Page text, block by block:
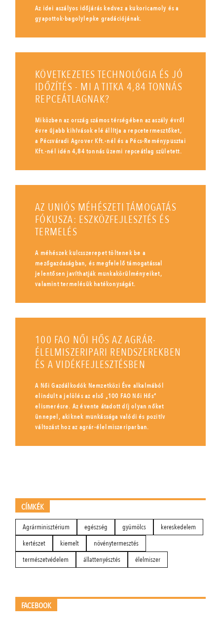
Az idei aszályos időjárás kedvez a kukoricamoly és a
gyapottok-bagolylepke gradációjának.
KÖVETKEZETES TECHNOLÓGIA ÉS JÓ
IDŐZÍTÉS - MI A TITKA 4,84 TONNÁS
REPCEÁTLAGNAK?
Miközben az ország számos térségében az aszály évről
évre újabb kihívások elé állítja a repcetermesztőket,
a Pécsváradi Agrover Kft.-nél és a Pécs-Reménypusztai
Kft.-nél idén 4,84 tonnás üzemi repceátlag született.
AZ UNIÓS MÉHÉSZETI TÁMOGATÁS
FÓKUSZA: ESZKÖZFEJLESZTÉS ÉS
TERMELÉS
A méhészek kulcsszerepet töltenek be a
mezőgazdaságban, és megfelelő támogatással
jelentősen javíthatják munkakörülményeiket,
valamint termelésük hatékonyságát.
100 FAO NŐI HŐS AZ AGRÁR-
ÉLELMISZERIPARI RENDSZEREKBEN
ÉS A VIDÉKFEJLESZTÉSBEN
A Női Gazdálkodók Nemzetközi Éve alkalmából
elindult a jelölés az első „100 FAO Női Hős”
elismerésre. Az évente átadott díj olyan nőket
ünnepel, akiknek munkássága valódi és pozitív
változást hoz az agrár-élelmiszeriparban.
CÍMKÉK
Agrárminisztérium egészség gyümölcs
kereskedelem
kertészet
kiemelt
növénytermesztés
természetvédelem
állattenyésztés élelmiszer
FACEBOOK